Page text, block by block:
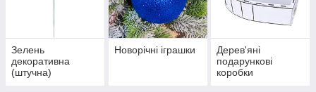
Зелень
декоративна
(штучна)
Новорічні іграшки
Дерев'яні
подарункові
коробки